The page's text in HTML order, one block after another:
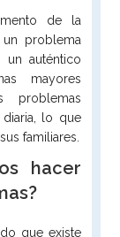
de la
problema
auténtico
mayores
problemas
lo que
familiares.
hacer
que existe